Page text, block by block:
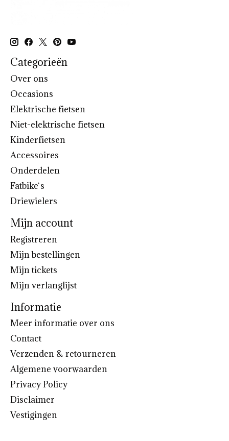
Categorieën
Over ons
Occasions
Elektrische fietsen
Niet-elektrische fietsen
Kinderfietsen
Accessoires
Onderdelen
Fatbike`s
Driewielers
Mijn account
Registreren
Mijn bestellingen
Mijn tickets
Mijn verlanglijst
Informatie
Meer informatie over ons
Contact
Verzenden & retourneren
Algemene voorwaarden
Privacy Policy
Disclaimer
Vestigingen